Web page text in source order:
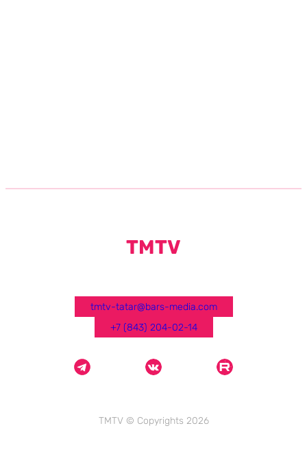
TMTV
tmtv-tatar@bars-media.com
+7 (843) 204-02-14
TMTV © Copyrights 2026